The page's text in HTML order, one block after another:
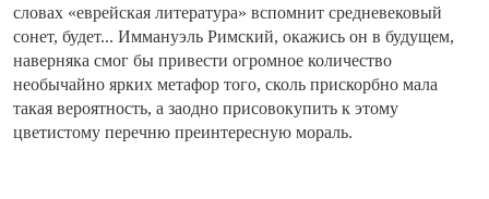
словах «еврейская литература» вспомнит средневековый
сонет, будет... Иммануэль Римский, окажись он в будущем,
наверняка смог бы привести огромное количество
необычайно ярких метафор того, сколь прискорбно мала
такая вероятность, а заодно присовокупить к этому
цветистому перечню преинтересную мораль.